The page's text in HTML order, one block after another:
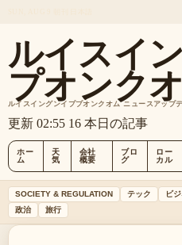
ルイスイ
プオンク
ルイスイングンイププオンクオム ニュースアップ
更新 02:55 16 本日の記事
ホー
ム
天
気
会社
概要
ブロ
グ
ロー
カル
SOCIETY & REGULATION テック ビ
政治
旅行